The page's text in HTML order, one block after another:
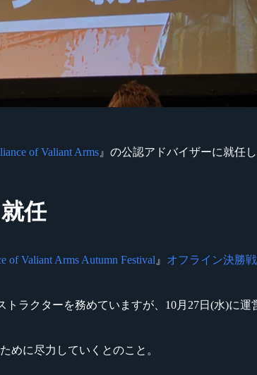
of Valiant Arms』の公認アドバイザーに就任
任
of Valiant Arms Autumn Festival 』 オフライン決勝戦
トラクターを務めていますが、10月27日(水)に
めに尽力していくとのこと。